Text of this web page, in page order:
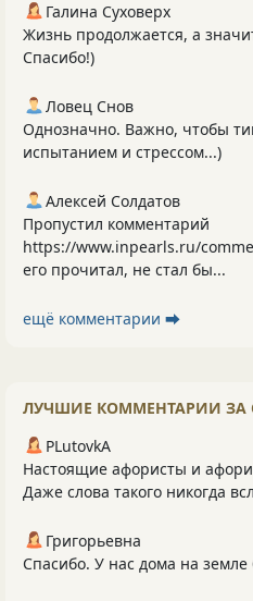
Галина Суховерх
Жизнь продолжается, а
Спасибо!)
Ловец Снов
Однозначно. Важно, чтобы
испытанием и стрессом...)
Алексей Солдатов
Пропустил комментарий
https://www.inpearls.ru/
его прочитал, не стал бы...
ещё комментарии ⮕
ЛУЧШИЕ КОММЕНТАРИИ ЗА
PLutоvkА
Настоящие афористы и
Даже слова такого никогда
Григорьевна
Спасибо. У нас дома на